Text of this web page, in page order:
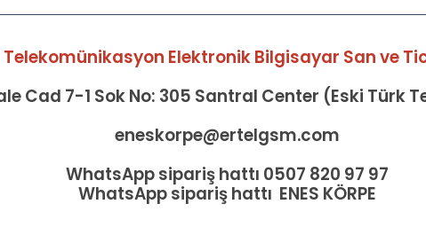
Telekomünikasyon Elektronik Bilgisayar San ve
Cad 7-1 Sok No: 305 Santral Center (Eski Türk
eneskorpe@ertelgsm.com
WhatsApp sipariş hattı 0507 820 97 97
WhatsApp sipariş hattı ENES KÖRPE